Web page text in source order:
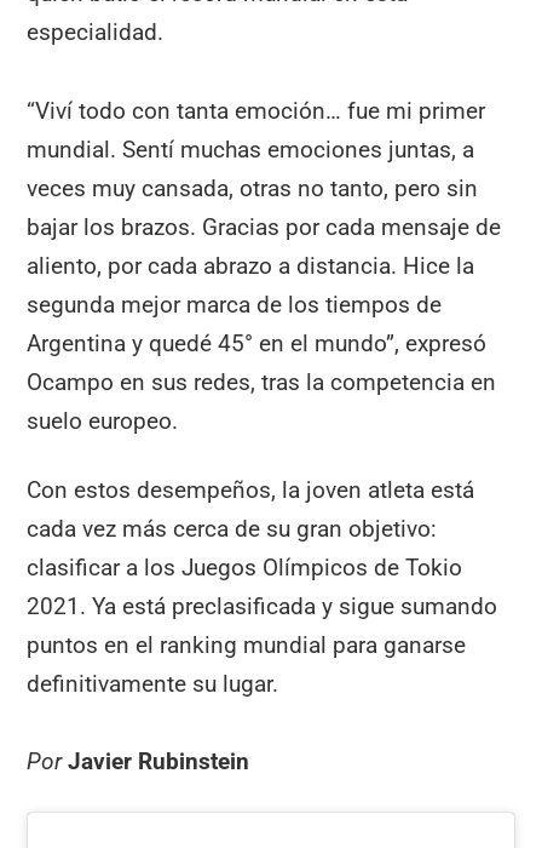
especialidad.
“Viví todo con tanta emoción… fue mi primer
mundial. Sentí muchas emociones juntas, a
veces muy cansada, otras no tanto, pero sin
bajar los brazos. Gracias por cada mensaje de
aliento, por cada abrazo a distancia. Hice la
segunda mejor marca de los tiempos de
Argentina y quedé 45° en el mundo”, expresó
Ocampo en sus redes, tras la competencia en
suelo europeo.
Con estos desempeños, la joven atleta está
cada vez más cerca de su gran objetivo:
clasificar a los Juegos Olímpicos de Tokio
2021. Ya está preclasificada y sigue sumando
puntos en el ranking mundial para ganarse
definitivamente su lugar.
Por Javier Rubinstein